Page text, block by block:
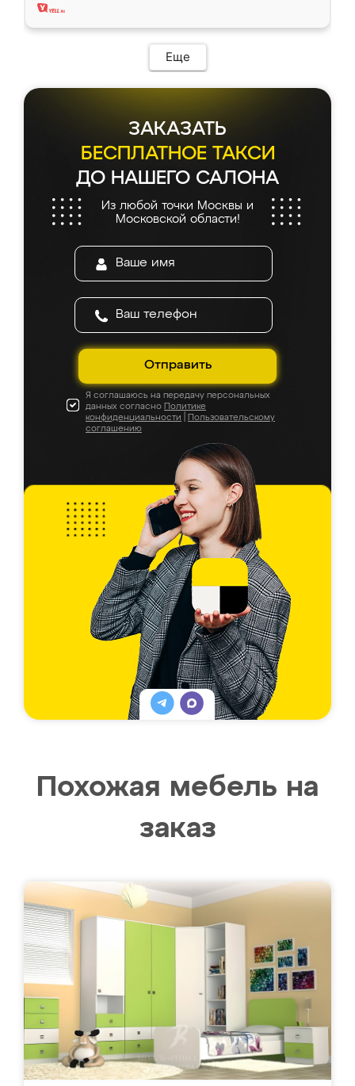
Еще
ЗАКАЗАТЬ
БЕСПЛАТНОЕ ТАКСИ
ДО НАШЕГО САЛОНА
Из любой точки Москвы и
Московской области!
Отправить
Я соглашаюсь на передачу персональных
данных согласно Политике
конфиденциальности
Пользовательскому
соглашению
Похожая мебель на
заказ